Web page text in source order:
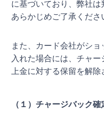
に基づいており、弊社は
あらかじめご了承くださ
また、カード会社がシ
入れた場合には、チャ
上金に対する保留を解除
（１）チャージバック